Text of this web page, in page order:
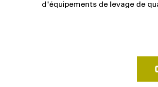
d'équipements de levage de